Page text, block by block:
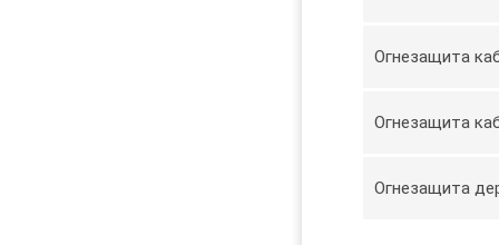
Огнезащита
Огнезащита
Огнезащита